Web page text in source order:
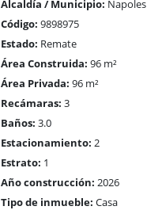
Alcaldía / Municipio: Napoles
Código: 9898975
Estado: Remate
Área Construida: 96 m²
Área Privada: 96 m²
Recámaras: 3
Baños: 3.0
Estacionamiento: 2
Estrato: 1
Año construcción: 2026
Tipo de inmueble: Casa